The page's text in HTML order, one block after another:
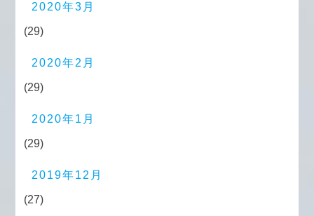
2020年3月
(29)
2020年2月
(29)
2020年1月
(29)
2019年12月
(27)